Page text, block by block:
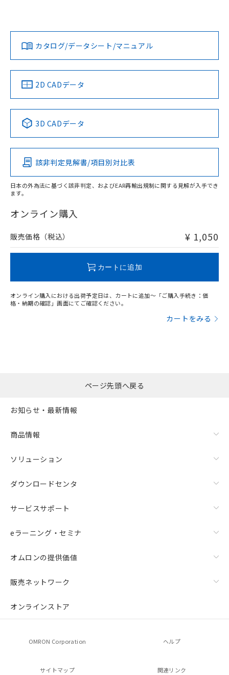
対応済み
中国 RoHS 注意事項・凡例
Pb Hg Cd Cr(VI)
O
在庫等で未対応品が混在する可能性があります。
問い合わせください。
LR型式承認
（イギリス
船舶規格）
DNV型式承認
（ノルウェー
BV型式承認
（フランス
KR型式
（韓国
No No No No
この製品の規格認証/適合状況ページへ
その他の認証はこちらのページからご検索ください
カタログ/データシート/マニュアル
2D CADデータ
3D CADデータ
該非判定見解書/項目別対比表
日本の外為法に基づく該非判定、およびEAR再輸出規制に関する見解が入手でき
ます。
オンライン購入
販売価格（税込） ¥ 1,050
カートに追加
オンライン購入における出荷予定日は、カートに追加～「ご購入手続き：価
格・納期の確認」画面にてご確認ください。
カートをみる
り、2022年1月12日より割愛しておりま
す。
ページ先頭へ戻る
お知らせ・最新情報
商品情報
ソリューション
ダウンロードセンタ
サービスサポート
eラーニング・セミナ
オムロンの提供価値
販売ネットワーク
オンラインストア
OMRON Corporation ヘルプ
サイトマップ 関連リンク